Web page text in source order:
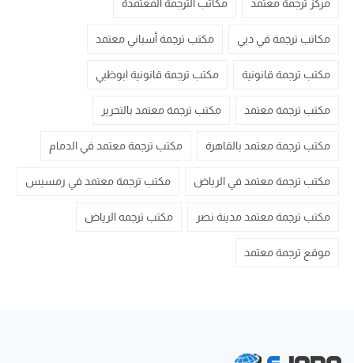
مركز ترجمة معتمد مكاتب الترجمة المعتمدة
مكاتب ترجمة في دبي مكتب ترجمة أسباني معتمد
مكتب ترجمة قانونية مكتب ترجمة قانونية ابوظبي
مكتب ترجمة معتمد مكتب ترجمة معتمد بالتحرير
مكتب ترجمة معتمد بالقاهرة مكتب ترجمة معتمد في الدمام
مكتب ترجمة معتمد في الرياض مكتب ترجمة معتمد في رمسيس
مكتب ترجمة معتمد مدينة نصر مكتب ترجمه الرياض
موقع ترجمة معتمد